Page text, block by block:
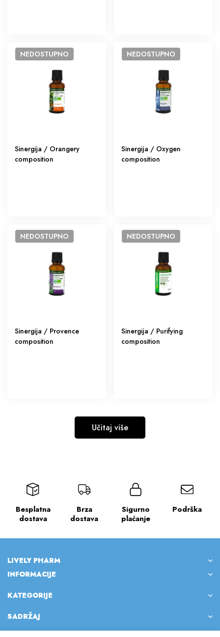
NEDOSTUPNO
Sinergija / Orangery
composition
NEDOSTUPNO
Sinergija / Oxygen
composition
NEDOSTUPNO
Sinergija / Provence
composition
NEDOSTUPNO
Sinergija / Purifying
composition
Učitaj više
Besplatna
dostava
Brza
dostava
Sigurno
plaćanje
Podrška
LIVELY PHARM
INFORMACIJE
KATEGORIJE
SADRŽAJ